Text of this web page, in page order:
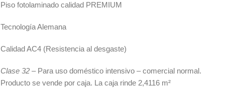
Piso fotolaminado calidad PREMIUM
Tecnología Alemana
Calidad AC4 (Resistencia al desgaste)
Clase 32– Para uso doméstico intensivo – comercial normal.
Producto se vende por caja. La caja rinde 2,4116 m²